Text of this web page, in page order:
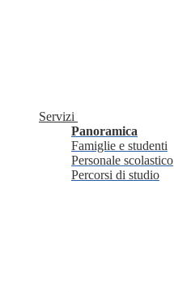
Servizi
Panoramica
Famiglie e studenti
Personale scolastico
Percorsi di studio